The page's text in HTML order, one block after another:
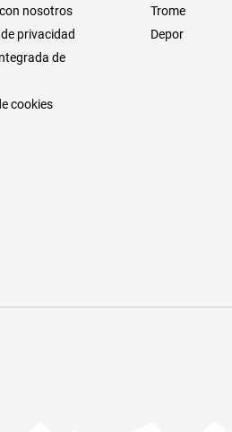
nosotros
privacidad
de
cookies
Trome
Depor